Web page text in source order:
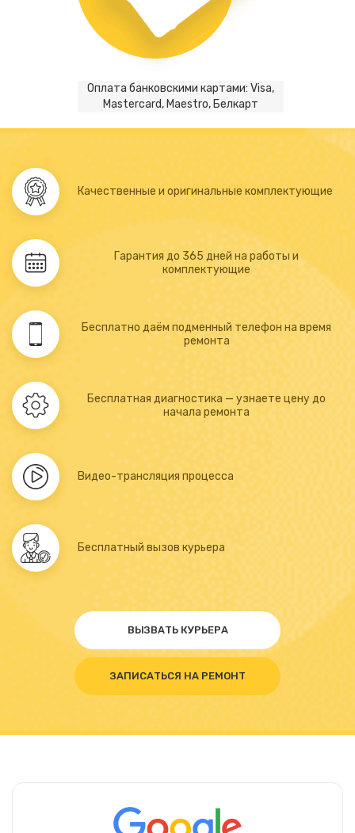
Оплата банковскими картами: Visa,
Mastercard, Maestro, Белкарт
Качественные и оригинальные комплектующие
Гарантия до 365 дней на работы и
комплектующие
Бесплатно даём подменный телефон на время
ремонта
Бесплатная диагностика — узнаете цену до
начала ремонта
Видео-трансляция процесса
Бесплатный вызов курьера
ВЫЗВАТЬ КУРЬЕРА
ЗАПИСАТЬСЯ НА РЕМОНТ